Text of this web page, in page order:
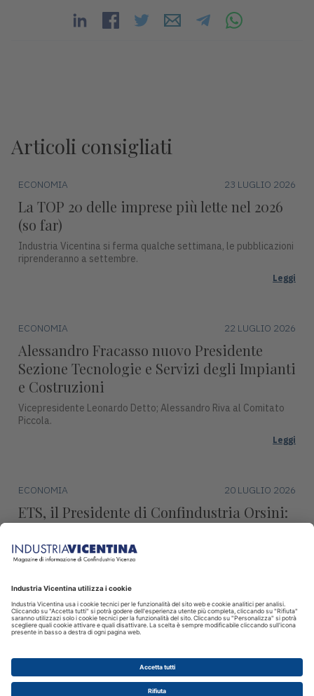
Articoli consigliati
ECONOMIA 23 LUGLIO 2026
La TOP 20 delle imprese più lette nel 2026
(so far)
Industria Vicentina si ferma qualche settimana, le pubblicazioni
riprenderanno a settembre.
Leggi
ECONOMIA 22 LUGLIO 2026
Alessandro Fracasso nuovo Presidente
Sezione Tecnologie e Servizi degli Impianti
e Costruzioni
Vicepresidente Leonardo Detto; Alessandro Riva al Comitato
Piccola.
Leggi
ECONOMIA 20 LUGLIO 2026
ETS, il Presidente di Confindustria Orsini:
europea"
l’occupazione e la sovranità europea.
Leggi
© 2026 INDUSTRIA VICENTINA - Editore I.P.I srl, Piazza Castello 3
Vicenza - CF e P.IVA 00341780245 - Reg. Trib. Vicenza 431 del